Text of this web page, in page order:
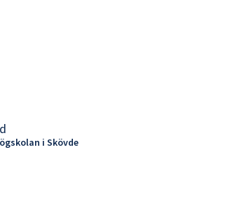
i Skövde